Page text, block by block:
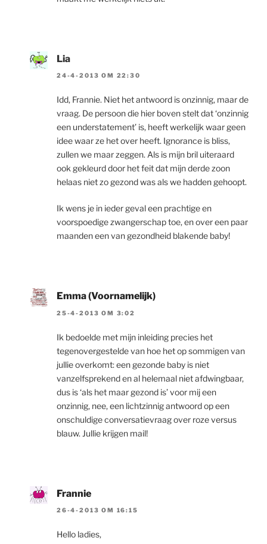
Lia
24-4-2013 OM 22:30
Idd, Frannie. Niet het antwoord is onzinnig, maar de
vraag. De persoon die hier boven stelt dat ‘onzinnig
een understatement’ is, heeft werkelijk waar geen
idee waar ze het over heeft. Ignorance is bliss,
zullen we maar zeggen. Als is mijn bril uiteraard
ook gekleurd door het feit dat mijn derde zoon
helaas niet zo gezond was als we hadden gehoopt.
Ik wens je in ieder geval een prachtige en
voorspoedige zwangerschap toe, en over een paar
maanden een van gezondheid blakende baby!
Emma (Voornamelijk)
25-4-2013 OM 3:02
Ik bedoelde met mijn inleiding precies het
tegenovergestelde van hoe het op sommigen van
jullie overkomt: een gezonde baby is niet
vanzelfsprekend en al helemaal niet afdwingbaar,
dus is ‘als het maar gezond is’ voor mij een
onzinnig, nee, een lichtzinnig antwoord op een
onschuldige conversatievraag over roze versus
blauw. Jullie krijgen mail!
Frannie
26-4-2013 OM 16:15
Hello ladies,